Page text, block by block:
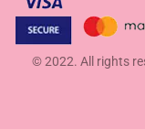
© 2022. All rights